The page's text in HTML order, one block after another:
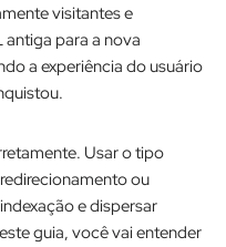
visitantes e
para a nova
a experiência do usuário
Usar o tipo
ou
e dispersar
guia, você vai entender